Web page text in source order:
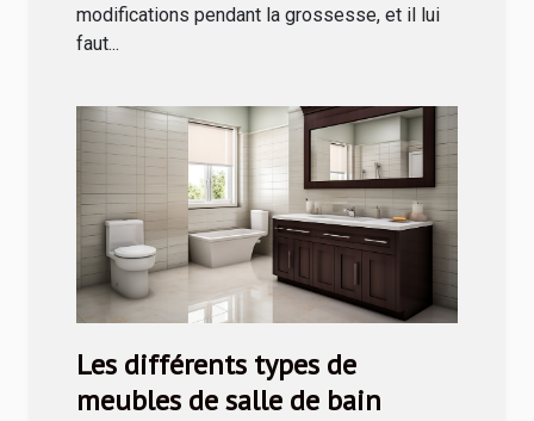
modifications pendant la grossesse, et il lui
faut...
Les différents types de
meubles de salle de bain